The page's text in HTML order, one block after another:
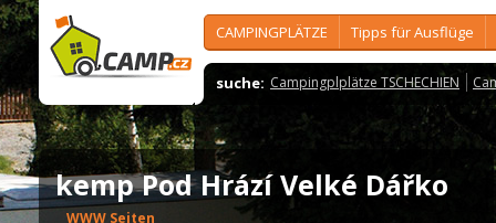
CAMPINGPLÄTZE Tipps für Ausflüge
suche: Campingplplätze TSCHECHIEN
kemp Pod Hrází Velké Dářko
WWW Seiten